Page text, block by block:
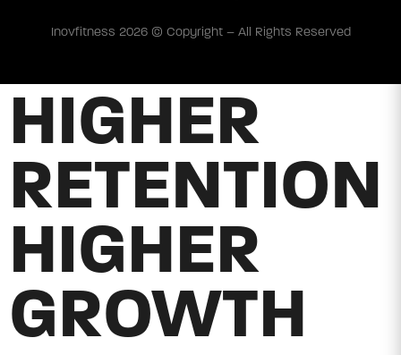
Inovfitness 2026 © Copyright – All Rights Reserved
HIGHER
RETENTION
HIGHER
GROWTH